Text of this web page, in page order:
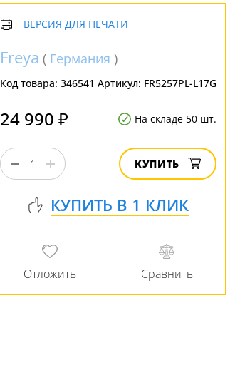
ВЕРСИЯ ДЛЯ ПЕЧАТИ
Freya ( Германия )
Код товара: 346541 Артикул: FR5257PL-L17G
24 990 ₽ На складе 50 шт.
КУПИТЬ